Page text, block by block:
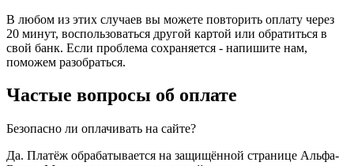
В любом из этих случаев вы можете повторить оплату через
20 минут, воспользоваться другой картой или обратиться в
свой банк. Если проблема сохраняется - напишите нам,
поможем разобраться.
Частые вопросы об оплате
Безопасно ли оплачивать на сайте?
Да. Платёж обрабатывается на защищённой странице Альфа-